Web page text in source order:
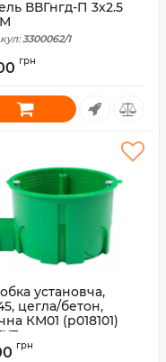
ВВГнгд-П 3x2.5
3300062/1
грн
установча,
цегла/бетон,
КМ01 (p018101)
p018101
грн